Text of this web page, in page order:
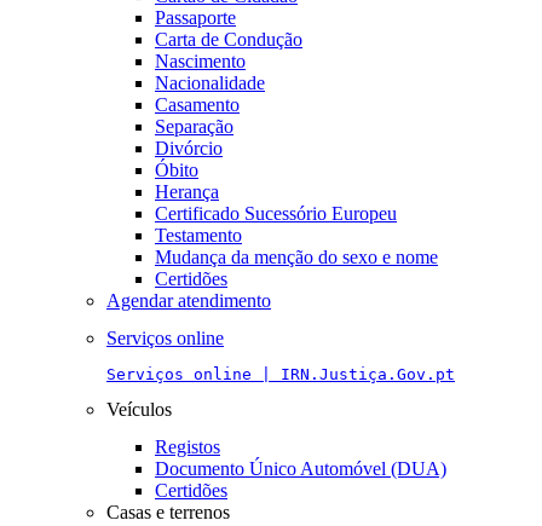
Passaporte
Carta de Condução
Nascimento
Nacionalidade
Casamento
Separação
Divórcio
Óbito
Herança
Certificado Sucessório Europeu
Testamento
Mudança da menção do sexo e nome
Certidões
Agendar atendimento
Serviços online
Serviços online | IRN.Justiça.Gov.pt
Veículos
Registos
Documento Único Automóvel (DUA)
Certidões
Casas e terrenos